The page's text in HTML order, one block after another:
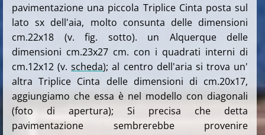
pavimentazione una piccola Triplice Cinta posta sul
lato sx dell'aia, molto consunta delle dimensioni
cm.22x18 (v. fig. sotto). un Alquerque delle
dimensioni cm.23x27 cm. con i quadrati interni di
cm.12x12 (v.scheda); al centro dell'aria si trova un'
altra Triplice Cinta delle dimensioni di cm.20x17,
aggiungiamo che essa è nel modello con diagonali
(foto di apertura); Si precisa che detta
pavimentazione sembrerebbe provenire